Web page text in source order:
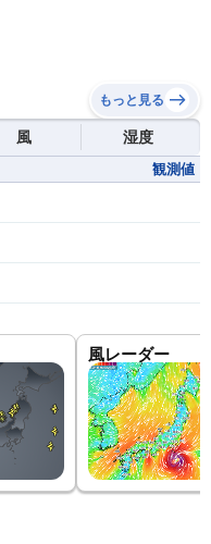
もっと見る
風 湿度
観測値
風レーダー